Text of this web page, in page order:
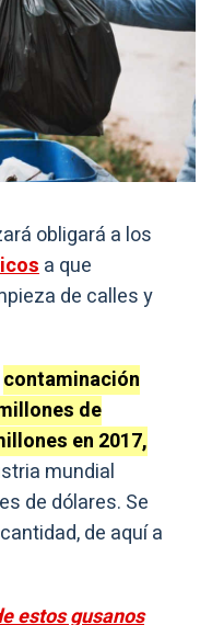
obligará a los
a que
de calles y
contaminación
de
en 2017,
mundial
de dólares. Se
de aquí a
estos gusanos